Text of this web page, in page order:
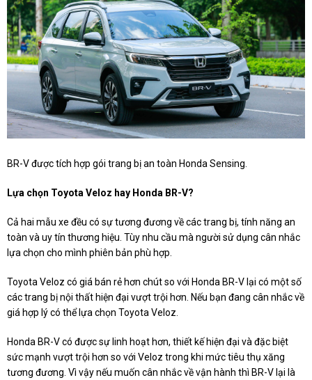
BR-V được tích hợp gói trang bị an toàn Honda Sensing.
Lựa chọn Toyota Veloz hay Honda BR-V?
Cả hai mẫu xe đều có sự tương đương về các trang bị, tính năng an
toàn và uy tín thương hiệu. Tùy nhu cầu mà người sử dụng cân nhắc
lựa chọn cho mình phiên bản phù hợp.
Toyota Veloz có giá bán rẻ hơn chút so với Honda BR-V lại có một số
các trang bị nội thất hiện đại vượt trội hơn. Nếu bạn đang cân nhắc về
giá hợp lý có thể lựa chọn Toyota Veloz.
Honda BR-V có được sự linh hoạt hơn, thiết kế hiện đại và đặc biệt
sức mạnh vượt trội hơn so với Veloz trong khi mức tiêu thụ xăng
tương đương. Vì vậy nếu muốn cân nhắc về vận hành thì BR-V lại là